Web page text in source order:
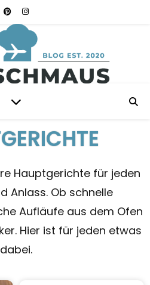
Hauptgerichte für jeden
Anlass. Ob schnelle
Aufläufe aus dem Ofen
Hier ist für jeden etwas
dabei.